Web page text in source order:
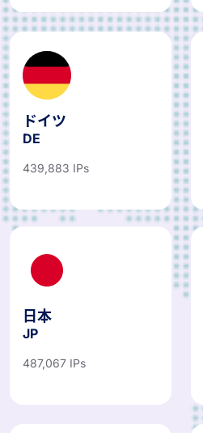
ドイツ
DE
439,883 IPs
日本
JP
487,067 IPs